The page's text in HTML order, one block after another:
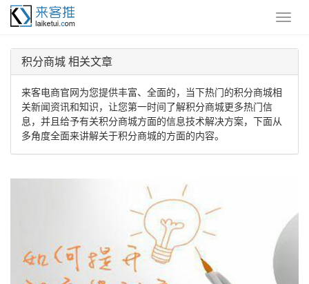
积分商城 相关文章
来客电商官网为您提供丰富、全面的，当下热门的积分商城相
关新闻资讯和知识，让您第一时间了解积分商城更多热门信
息，并且给予有关积分商城方面的信息技术解决方案，下面从
多角度全面来讲解关于积分商城的方面的内容。